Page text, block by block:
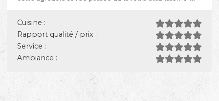
Cuisine :
Rapport qualité / prix :
Service :
Ambiance :